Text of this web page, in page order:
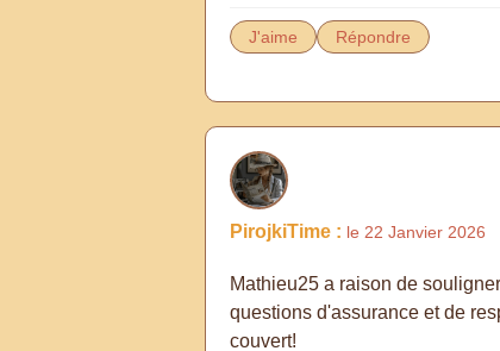
J'aime Répondre
PirojkiTime : le 22 Janvier 2026
Mathieu25 a raison de
questions d'assurance et de
couvert!